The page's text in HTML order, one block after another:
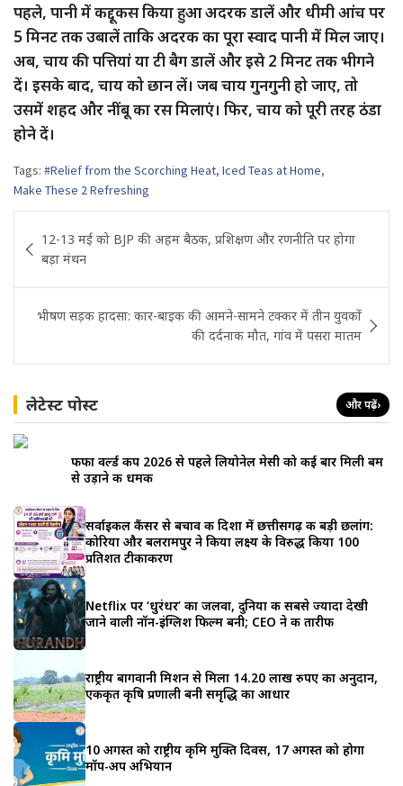
पहले, पानी में कद्दूकस किया हुआ अदरक डालें और धीमी आंच पर
5 मिनट तक उबालें ताकि अदरक का पूरा स्वाद पानी में मिल जाए।
अब, चाय की पत्तियां या टी बैग डालें और इसे 2 मिनट तक भीगने
दें। इसके बाद, चाय को छान लें। जब चाय गुनगुनी हो जाए, तो
उसमें शहद और नींबू का रस मिलाएं। फिर, चाय को पूरी तरह ठंडा
होने दें।
Tags: #Relief from the Scorching Heat, Iced Teas at Home,
Make These 2 Refreshing
navigation
12-13 मई को BJP की अहम बैठक, प्रशिक्षण और रणनीति पर होगा
बड़ा मंथन
भीषण सड़क हादसा: कार-बाइक की आमने-सामने टक्कर में तीन युवकों
की दर्दनाक मौत, गांव में पसरा मातम
लेटेस्ट पोस्ट और पढ़ें›
फीफा वर्ल्ड कप 2026 से पहले लियोनेल मेसी को कई बार मिली बम
से उड़ाने की धमकी
सर्वाइकल कैंसर से बचाव की दिशा में छत्तीसगढ़ की बड़ी छलांग:
कोरिया और बलरामपुर ने किया लक्ष्य के विरुद्ध किया 100
प्रतिशत टीकाकरण
Netflix पर ‘धुरंधर’ का जलवा, दुनिया की सबसे ज्यादा देखी
जाने वाली नॉन-इंग्लिश फिल्म बनी; CEO ने की तारीफ
राष्ट्रीय बागवानी मिशन से मिला 14.20 लाख रुपए का अनुदान,
एकीकृत कृषि प्रणाली बनी समृद्धि का आधार
10 अगस्त को राष्ट्रीय कृमि मुक्ति दिवस, 17 अगस्त को होगा
मॉप-अप अभियान